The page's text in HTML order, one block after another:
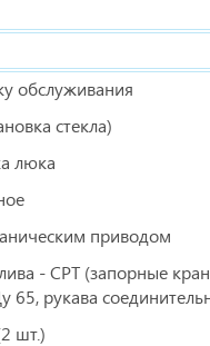
обслуживания
стекла)
люка
приводом
- СРТ (запорные
65, рукава
шт.)